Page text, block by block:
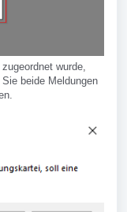
wurde,
beide Meldungen